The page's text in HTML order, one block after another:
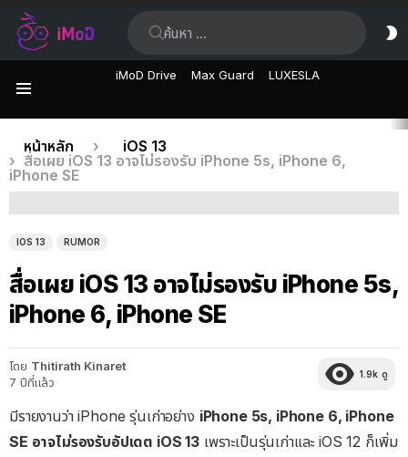
iMoD Drive Max Guard LUXESLA
เรื่อง
ล่าสุด
คุณอยู่ที่นี่:
หน้าหลัก
iOS 13
สื่อเผย iOS 13 อาจไม่รองรับ iPhone 5s, iPhone 6,
iPhone SE
IOS 13 RUMOR
สื่อเผย iOS 13 อาจไม่รองรับ iPhone 5s,
iPhone 6, iPhone SE
โดย Thitirath Kinaret
7 ปีที่แล้ว
1.9k ดู
มีรายงานว่า iPhone รุ่นเก่าอย่าง iPhone 5s, iPhone 6, iPhone
SE อาจไม่รองรับอัปเดต iOS 13 เพราะเป็นรุ่นเก่าและ iOS 12 ก็เพิ่ม